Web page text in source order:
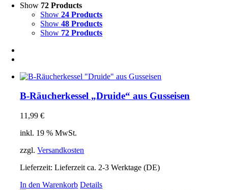
Show 72 Products
Show24 Products
Show48 Products
Show 72 Products
B-Räucherkessel „Druide“ aus Gusseisen
11,99€
inkl. 19 % MwSt.
zzgl.Versandkosten
Lieferzeit:Lieferzeit ca. 2-3 Werktage (DE)
In den Warenkorb Details